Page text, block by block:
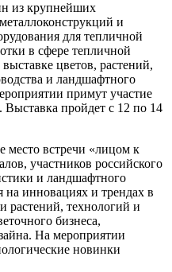
из крупнейших
и
для тепличной
в сфере тепличной
цветов, растений,
и ландшафтного
примут участие
пройдет с 12 по 14
встречи «лицом к
участников российского
и ландшафтного
на инновациях и трендах в
растений, технологий и
бизнеса,
На мероприятии
новинки